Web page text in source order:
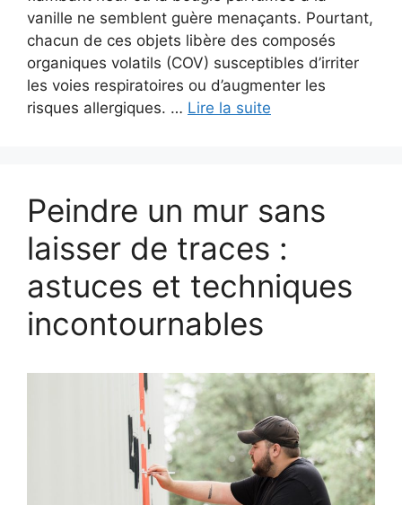
vanille ne semblent guère menaçants. Pourtant,
chacun de ces objets libère des composés
organiques volatils (COV) susceptibles d’irriter
les voies respiratoires ou d’augmenter les
risques allergiques. … Lire la suite
Peindre un mur sans
laisser de traces :
astuces et techniques
incontournables